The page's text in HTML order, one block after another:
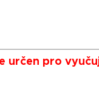
určen pro